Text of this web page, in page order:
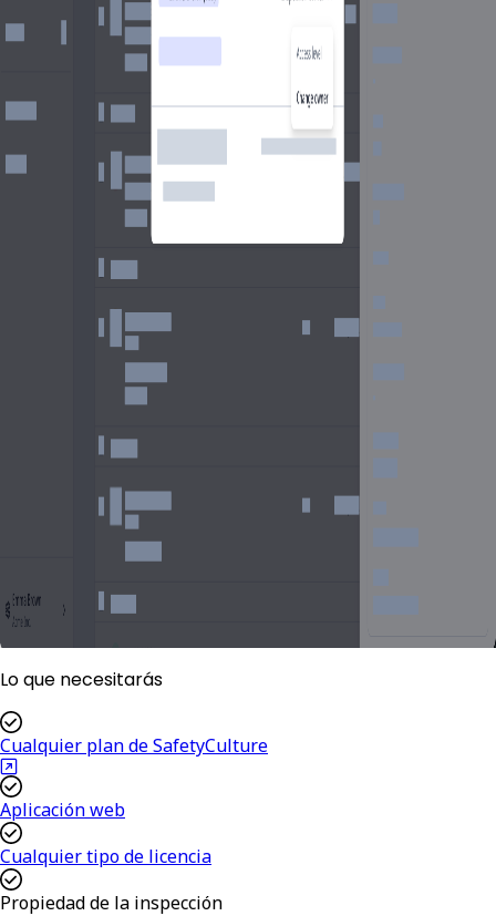
Lo que necesitarás
Cualquier plan de SafetyCulture
Aplicación web
Cualquier tipo de licencia
Propiedad de la inspección